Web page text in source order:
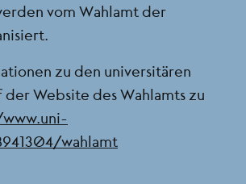
vom Wahlamt der
zu den universitären
der Website des Wahlamts zu
wahlamt